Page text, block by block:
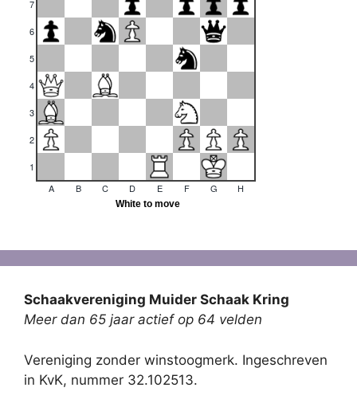
Schaakvereniging Muider Schaak Kring
Meer dan 65 jaar actief op 64 velden
Vereniging zonder winstoogmerk. Ingeschreven
in KvK, nummer 32.102513.